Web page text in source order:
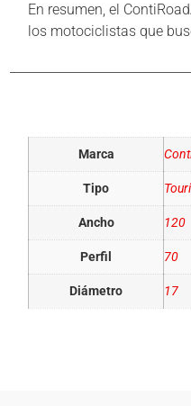
En resumen, el
los motociclistas que
Marca
Tipo
Ancho 120
Perfil 70
Diámetro 17